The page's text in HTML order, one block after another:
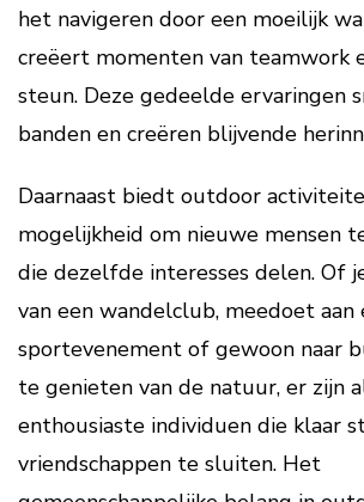
het navigeren door een moeilijk
creëert momenten van teamwork
steun. Deze gedeelde ervaringen
banden en creëren blijvende
Daarnaast biedt outdoor
mogelijkheid om nieuwe mensen
die dezelfde interesses delen. Of
van een wandelclub, meedoet aan
sportevenement of gewoon naar
te genieten van de natuur, er zijn
enthousiaste individuen die klaar
vriendschappen te sluiten. Het